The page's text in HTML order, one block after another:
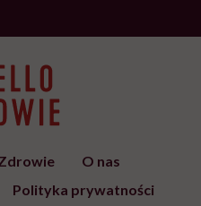
O nas
Polityka prywatności